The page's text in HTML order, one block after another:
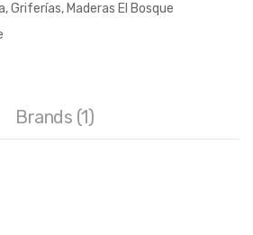
,Griferías, Maderas El Bosque
Brands (1)